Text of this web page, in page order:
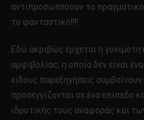
αντιπροσωπεύουν το
το φανταστικό!!!!
Εδώ ακριβώς έρχεται η
αμφιβολίας, η οποία δεν είναι
είδους παρεξηγήσεις συμβαίνουν
προσεγγίζονται σε ένα επίπεδο
ιδρυτικής τους αναφοράς και